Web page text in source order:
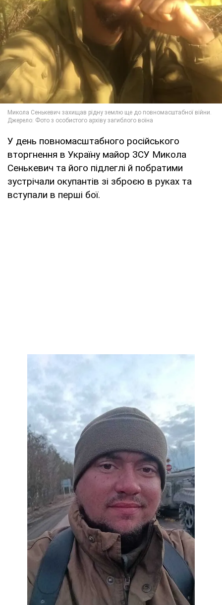
У день повномасштабного російського
вторгнення в Україну майор ЗСУ Микола
Сенькевич та його підлеглі й побратими
зустрічали окупантів зі зброєю в руках та
вступали в перші бої.